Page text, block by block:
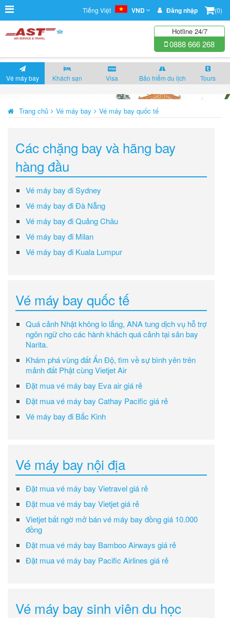
Tiếng Việt VND Đăng nhập (0)
Hotline 24/7
0888 666 268
Vé máy bay Khách sạn Visa Bảo hiểm du lịch Tours
Trang chủ Vé máy bay Vé máy bay quốc tế
Các chặng bay và hãng bay
hàng đầu
Vé máy bay đi Sydney
Vé máy bay đi Đà Nẵng
Vé máy bay đi Quảng Châu
Vé máy bay đi Milan
Vé máy bay đi Kuala Lumpur
Vé máy bay quốc tế
Quá cảnh Nhật không lo lắng, ANA tung dịch vụ hỗ trợ
ngôn ngữ cho các hành khách quá cảnh tại sân bay
Narita.
Khám phá vùng đất Ấn Độ, tìm về sự bình yên trên
mảnh đất Phật cùng Vietjet Air
Đặt mua vé máy bay Eva air giá rẻ
Đặt mua vé máy bay Cathay Pacific giá rẻ
Vé máy bay đi Bắc Kinh
Vé máy bay nội địa
Đặt mua vé máy bay Vietravel giá rẻ
Đặt mua vé máy bay Vietjet giá rẻ
Vietjet bất ngờ mở bán vé máy bay đồng giá 10.000
đồng
Đặt mua vé máy bay Bamboo Airways giá rẻ
Đặt mua vé máy bay Pacific Airlines giá rẻ
Vé máy bay sinh viên du học